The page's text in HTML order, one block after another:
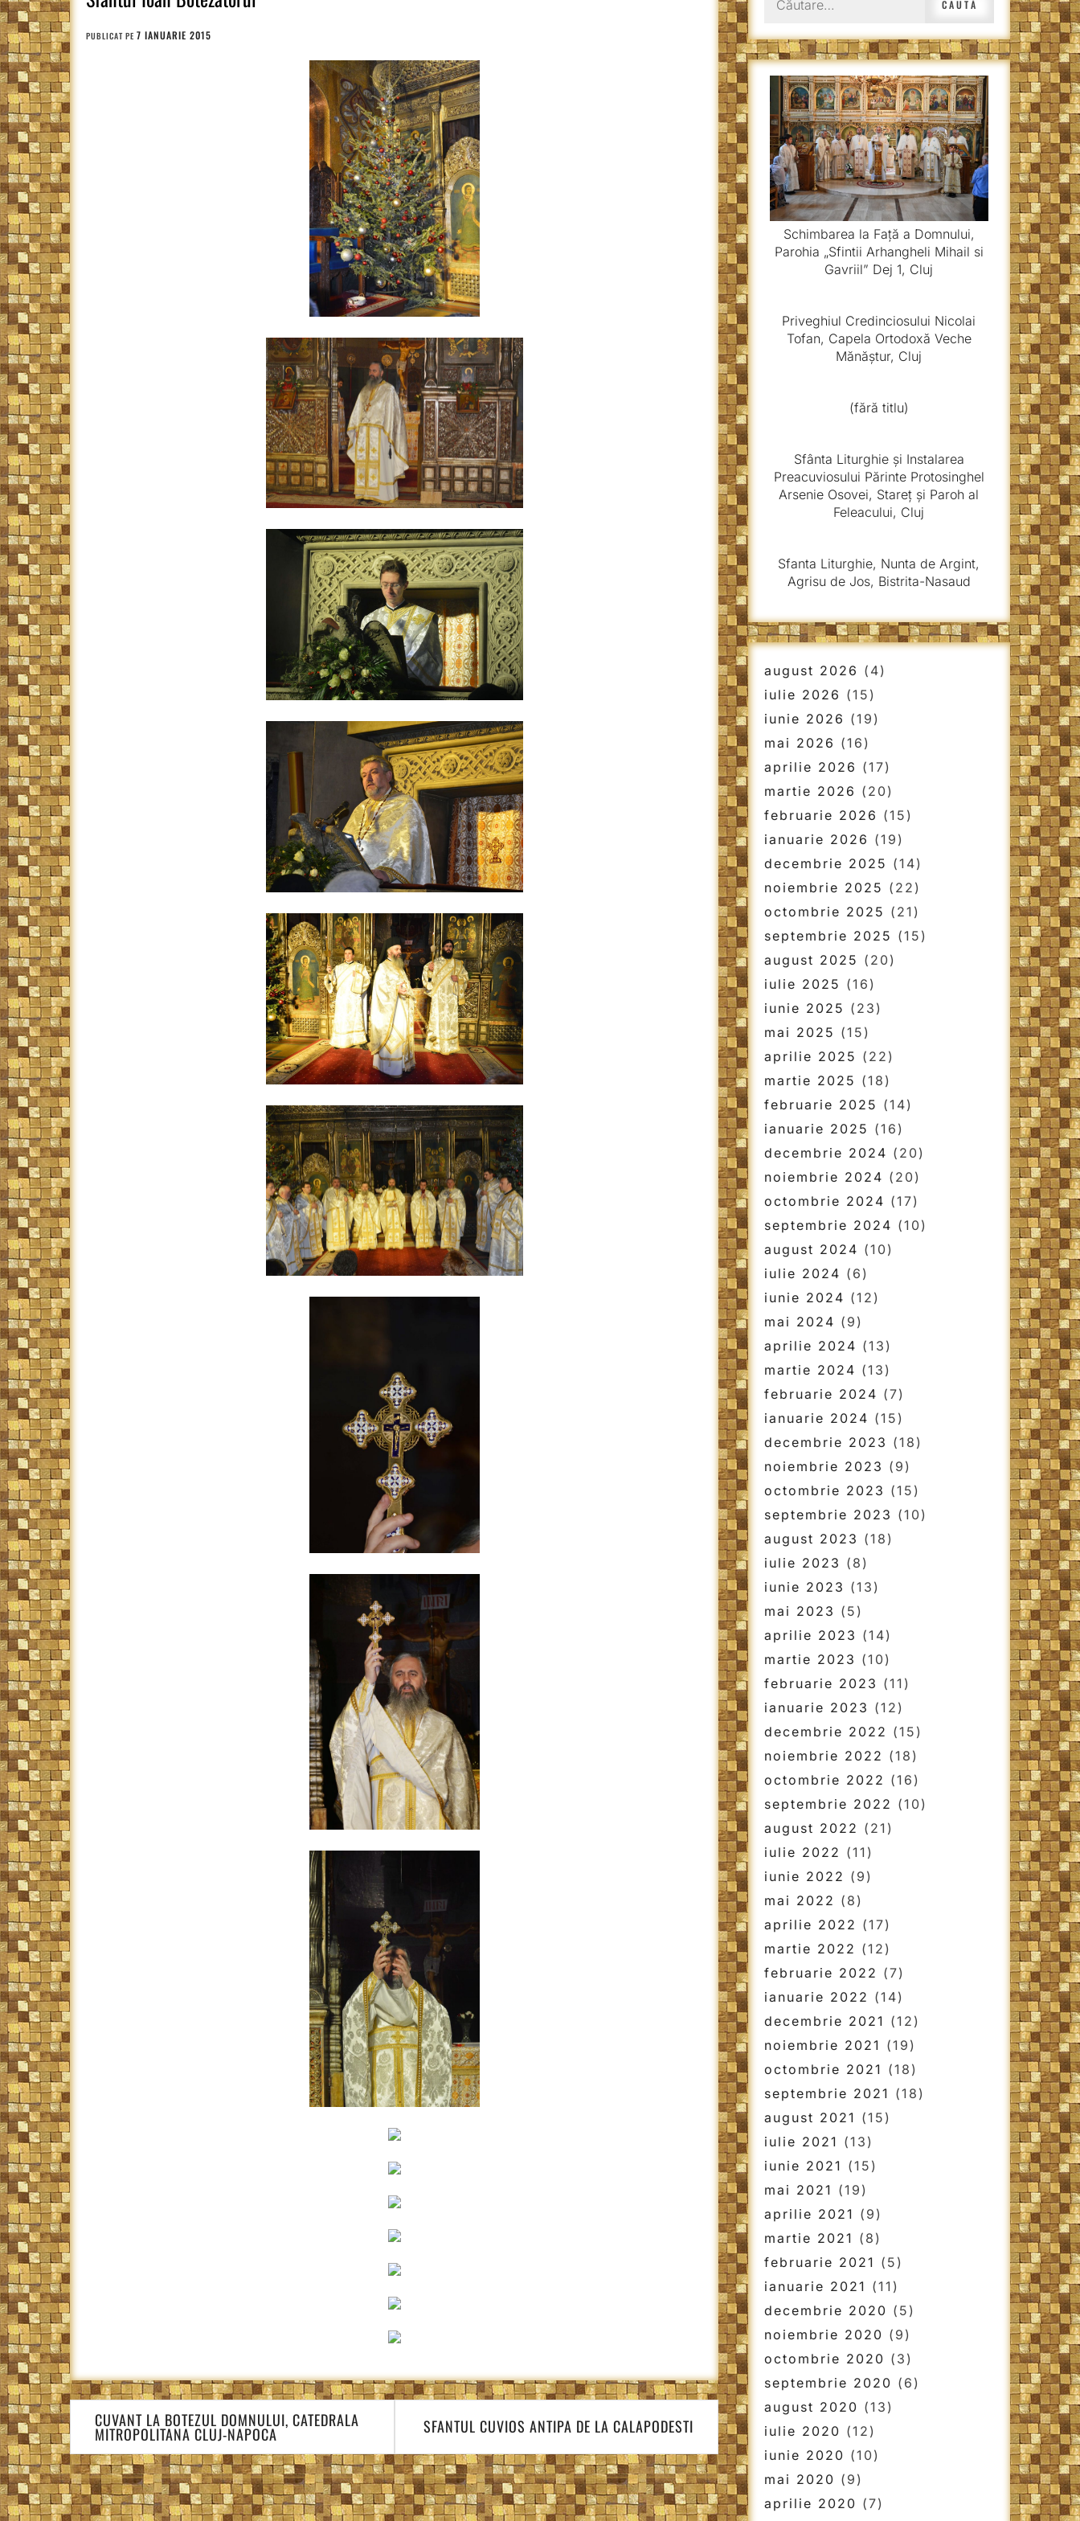
PUBLICAT PE 7 IANUARIE 2015
Navigare
în
articole
CUVANT LA BOTEZUL DOMNULUI, CATEDRALA
MITROPOLITANA CLUJ-NAPOCA SFANTUL CUVIOS ANTIPA DE LA CALAPODESTI
după:
Schimbarea la Față a Domnului,
Parohia „Sfintii Arhangheli Mihail si
Gavriil” Dej 1, Cluj
Priveghiul Credinciosului Nicolai
Tofan, Capela Ortodoxă Veche
Mănăștur, Cluj
(fără titlu)
Sfânta Liturghie și Instalarea
Preacuviosului Părinte Protosinghel
Arsenie Osovei, Stareț și Paroh al
Feleacului, Cluj
Sfanta Liturghie, Nunta de Argint,
Agrisu de Jos, Bistrita-Nasaud
august 2026 (4)
iulie 2026 (15)
iunie 2026 (19)
mai 2026 (16)
aprilie 2026 (17)
martie 2026 (20)
februarie 2026 (15)
ianuarie 2026 (19)
decembrie 2025 (14)
noiembrie 2025 (22)
octombrie 2025 (21)
septembrie 2025 (15)
august 2025 (20)
iulie 2025 (16)
iunie 2025 (23)
mai 2025 (15)
aprilie 2025 (22)
martie 2025 (18)
februarie 2025 (14)
ianuarie 2025 (16)
decembrie 2024 (20)
noiembrie 2024 (20)
octombrie 2024 (17)
septembrie 2024 (10)
august 2024 (10)
iulie 2024 (6)
iunie 2024 (12)
mai 2024 (9)
aprilie 2024 (13)
martie 2024 (13)
februarie 2024 (7)
ianuarie 2024 (15)
decembrie 2023 (18)
noiembrie 2023 (9)
octombrie 2023 (15)
septembrie 2023 (10)
august 2023 (18)
iulie 2023 (8)
iunie 2023 (13)
mai 2023 (5)
aprilie 2023 (14)
martie 2023 (10)
februarie 2023 (11)
ianuarie 2023 (12)
decembrie 2022 (15)
noiembrie 2022 (18)
octombrie 2022 (16)
septembrie 2022 (10)
august 2022 (21)
iulie 2022 (11)
iunie 2022 (9)
mai 2022 (8)
aprilie 2022 (17)
martie 2022 (12)
februarie 2022 (7)
ianuarie 2022 (14)
decembrie 2021 (12)
noiembrie 2021 (19)
octombrie 2021 (18)
septembrie 2021 (18)
august 2021 (15)
iulie 2021 (13)
iunie 2021 (15)
mai 2021 (19)
aprilie 2021 (9)
martie 2021 (8)
februarie 2021 (5)
ianuarie 2021 (11)
decembrie 2020 (5)
noiembrie 2020 (9)
octombrie 2020 (3)
septembrie 2020 (6)
august 2020 (13)
iulie 2020 (12)
iunie 2020 (10)
mai 2020 (9)
aprilie 2020 (7)